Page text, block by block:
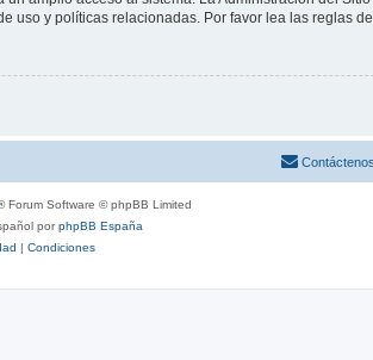
y políticas relacionadas. Por favor lea las reglas
Contáctenos
Forum Software © phpBB Limited
porphpBB España
| Condiciones